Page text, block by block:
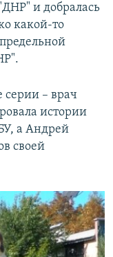
и добралась
какой-то
– врач
истории
а Андрей
своей